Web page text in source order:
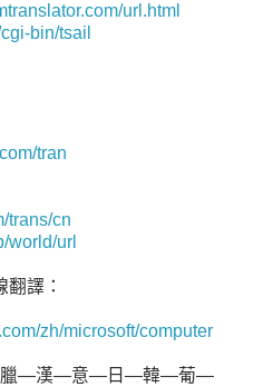
url.html
bin/tsail
tran
trans/cn
world/url
譯：
zh/microsoft/computer
—漢—意—日—韓—葡—